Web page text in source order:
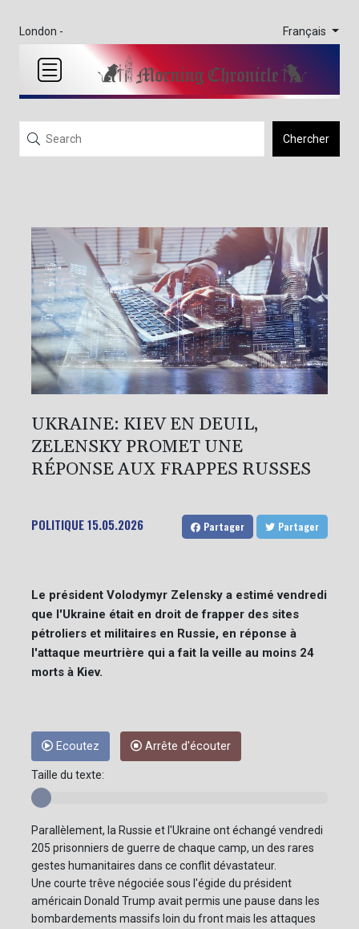
London - Français
Chercher
UKRAINE: KIEV EN DEUIL,
ZELENSKY PROMET UNE
RÉPONSE AUX FRAPPES RUSSES
POLITIQUE15.05.2026 Partager Partager
Le président Volodymyr Zelensky a estimé vendredi
que l'Ukraine était en droit de frapper des sites
pétroliers et militaires en Russie, en réponse à
l'attaque meurtrière qui a fait la veille au moins 24
morts à Kiev.
Ecoutez Arrête d'écouter
Taille du texte:
Parallèlement, la Russie et l'Ukraine ont échangé vendredi
205 prisonniers de guerre de chaque camp, un des rares
gestes humanitaires dans ce conflit dévastateur.
Une courte trêve négociée sous l'égide du président
américain Donald Trump avait permis une pause dans les
bombardements massifs loin du front mais les attaques